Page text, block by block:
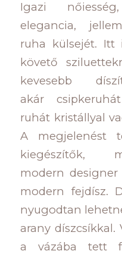
Igazi
elegancia,
ruha külsejét. Itt
követő
kevesebb
akár
ruhát kristállyal
A megjelenést
modern designer
modern fejdísz.
nyugodtan
arany díszcsíkkal.
a vázába tett